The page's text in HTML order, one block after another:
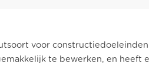
voor
te bewerken, en heeft